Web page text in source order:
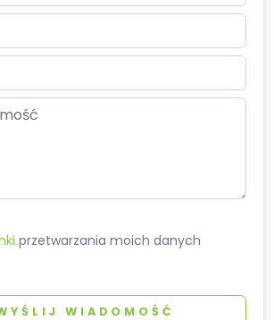
przetwarzania moich danych
WIADOMOŚĆ